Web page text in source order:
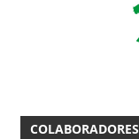
COLABORADORES